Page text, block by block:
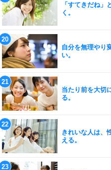
「すてきだね
く。
自分を無理やり
い。
当たり前を大切
る。
きれいな人は、
える。